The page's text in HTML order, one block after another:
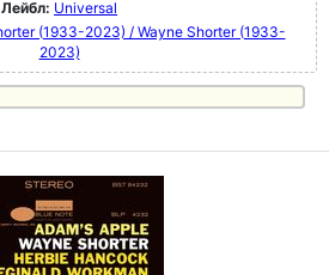
Лейбл: Universal
(1933-2023) / Wayne Shorter (1933-
2023)